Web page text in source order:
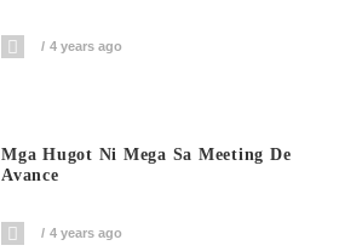
4 years ago
Mga Hugot Ni Mega Sa Meeting De
Avance
4 years ago